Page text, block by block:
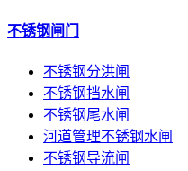
不锈钢闸门
不锈钢分洪闸
不锈钢挡水闸
不锈钢尾水闸
河道管理不锈钢水闸
不锈钢导流闸